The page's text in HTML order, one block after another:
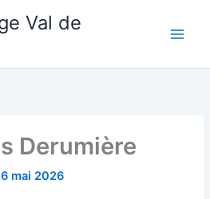
Val de
Derumière
mai 2026